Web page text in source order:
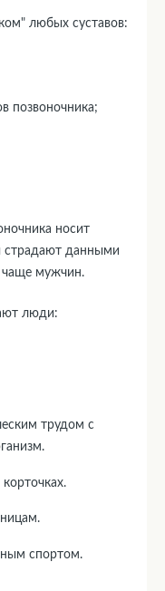
любых суставов:
позвоночника;
носит
страдают данными
чаще мужчин.
люди:
трудом с
спортом.